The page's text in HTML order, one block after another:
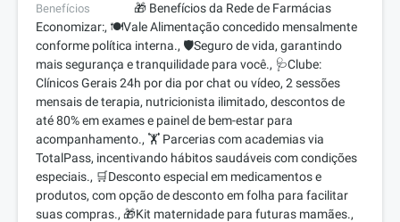
Benefícios
🎁 Benefícios da Rede de Farmácias
Economizar:, 🍽️Vale Alimentação concedido mensalmente
conforme política interna., 🛡️Seguro de vida, garantindo
mais segurança e tranquilidade para você., 🩺Clube:
Clínicos Gerais 24h por dia por chat ou vídeo, 2 sessões
mensais de terapia, nutricionista ilimitado, descontos de
até 80% em exames e painel de bem-estar para
acompanhamento., 🏋️ Parcerias com academias via
TotalPass, incentivando hábitos saudáveis com condições
especiais., 🛒Desconto especial em medicamentos e
produtos, com opção de desconto em folha para facilitar
suas compras., 🎁Kit maternidade para futuras mamães.,